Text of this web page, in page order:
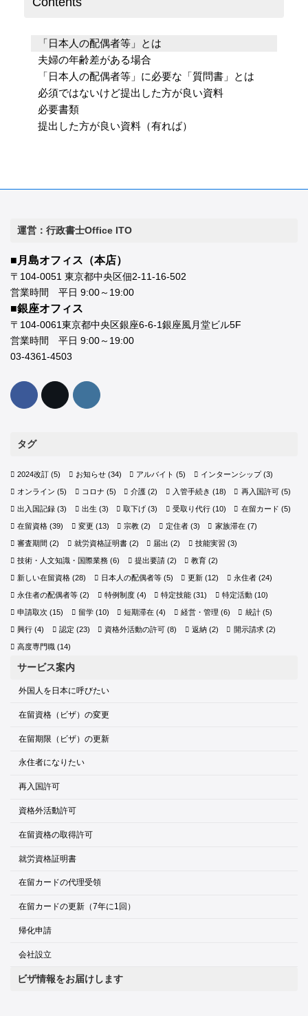
「日本人の配偶者等」とは
夫婦の年齢差がある場合
「日本人の配偶者等」に必要な「質問書」とは
必須ではないけど提出した方が良い資料
必要書類
提出した方が良い資料（有れば）
運営：行政書士Office ITO
■月島オフィス（本店）
〒104-0051 東京都中央区佃2-11-16-502
営業時間 平日 9:00～19:00
■銀座オフィス
〒104-0061東京都中央区銀座6-6-1銀座風月堂ビル5F
営業時間 平日 9:00～19:00
03-4361-4503
タグ
2024改訂 (5) お知らせ(34) アルバイト (5) インターンシップ(3)
オンライン (5) コロナ (5) 介護 (2) 入管手続き (18) 再入国許可(5)
出入国記録 (3) 出生 (3) 取下げ (3) 受取り代行(10) 在留カード (5)
在留資格 (39) 変更 (13) 宗教 (2) 定住者(3) 家族滞在(7)
審査期間 (2) 就労資格証明書(2) 届出 (2) 技能実習 (3)
技術・人文知識・国際業務 (6) 提出要請(2) 教育 (2)
新しい在留資格 (28) 日本人の配偶者等(5) 更新 (12) 永住者(24)
永住者の配偶者等 (2) 特例制度(4) 特定技能 (31) 特定活動(10)
申請取次 (15) 留学(10) 短期滞在 (4) 経営・管理 (6) 統計(5)
興行 (4) 認定 (23) 資格外活動の許可 (8) 返納(2) 開示請求(2)
高度専門職 (14)
サービス案内
外国人を日本に呼びたい
在留資格（ビザ）の変更
在留期限（ビザ）の更新
永住者になりたい
再入国許可
資格外活動許可
在留資格の取得許可
就労資格証明書
在留カードの代理受領
在留カードの更新（7年に1回）
帰化申請
会社設立
ビザ情報をお届けします